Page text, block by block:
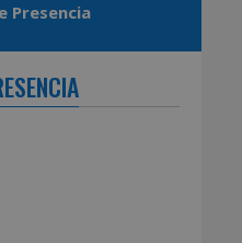
Sensor de Presencia